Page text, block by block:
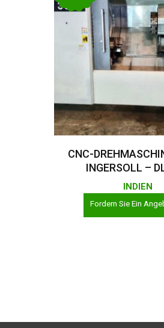
CNC-
INGERSOLL –
INDIEN
Fordern Sie Ein